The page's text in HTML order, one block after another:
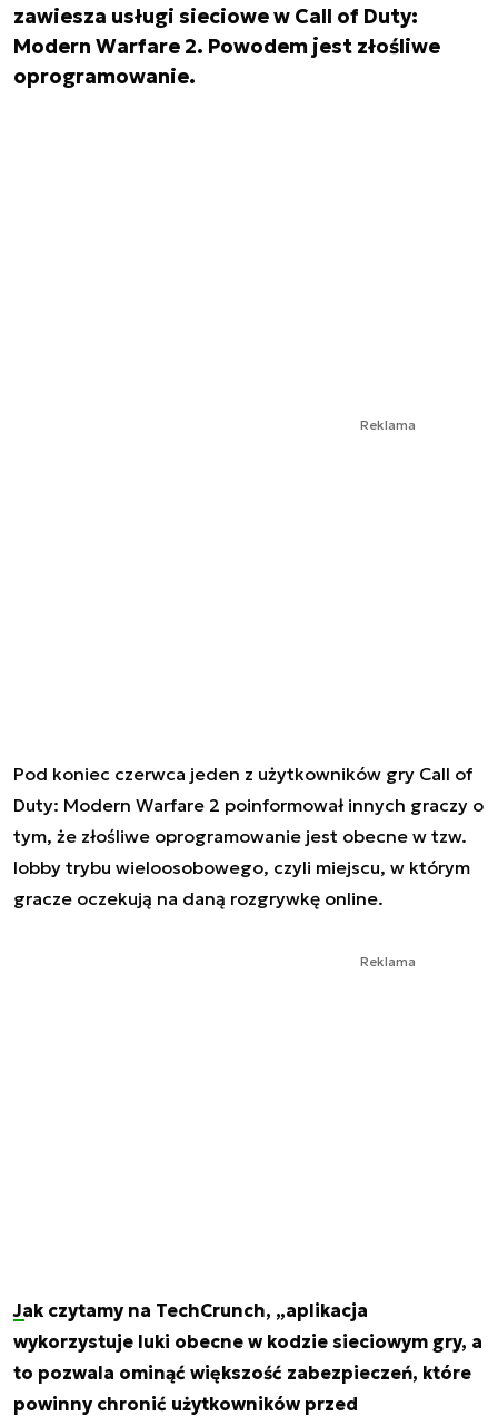
zawiesza usługi sieciowe w Call of Duty:
Modern Warfare 2. Powodem jest złośliwe
oprogramowanie.
Reklama
Pod koniec czerwca jeden z użytkowników gry Call of
Duty: Modern Warfare 2 poinformował innych graczy o
tym, że złośliwe oprogramowanie jest obecne w tzw.
lobby trybu wieloosobowego, czyli miejscu, w którym
gracze oczekują na daną rozgrywkę online.
Reklama
Jak czytamy na TechCrunch, „aplikacja
wykorzystuje luki obecne w kodzie sieciowym gry, a
to pozwala ominąć większość zabezpieczeń, które
powinny chronić użytkowników przed